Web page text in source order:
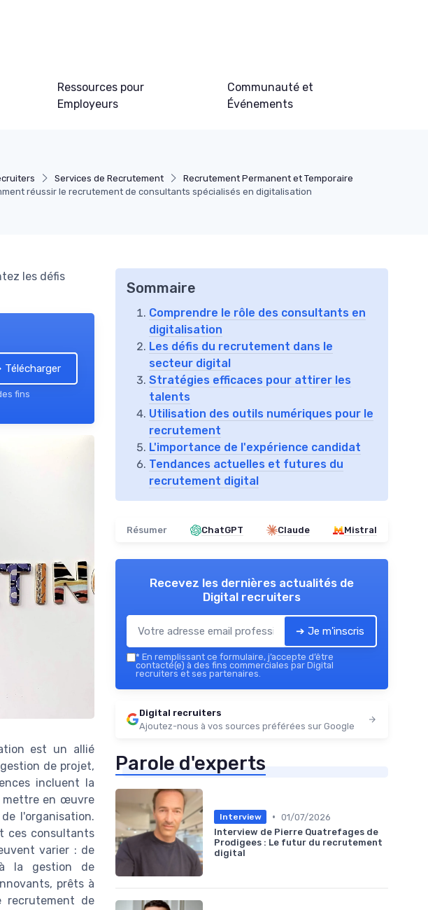
Ressources pour
Employeurs
Communauté et
Événements
Services de Recrutement
Recrutement Permanent et Temporaire
réussir le recrutement de consultants spécialisés en digitalisation
les défis
Télécharger
fins
est un allié
de projet,
incluent la
mettre en œuvre
l'organisation.
ces consultants
varier : de
la gestion de
prêts à
recrutement de
Sommaire
Comprendre le rôle des consultants en
digitalisation
Les défis du recrutement dans le
secteur digital
Stratégies efficaces pour attirer les
talents
Utilisation des outils numériques pour le
recrutement
L'importance de l'expérience candidat
Tendances actuelles et futures du
recrutement digital
Résumer ChatGPT Claude Mistral
Recevez les dernières actualités de
Digital recruiters
➔ Je m'inscris
* En remplissant ce formulaire, j’accepte d’être
contacté(e) à des fins commerciales par Digital
recruiters et ses partenaires.
Digital recruiters
Ajoutez-nous à vos sources préférées sur Google
Parole d'experts
Interview • 01/07/2026
Interview de Pierre Quatrefages de
Prodigees : Le futur du recrutement
digital